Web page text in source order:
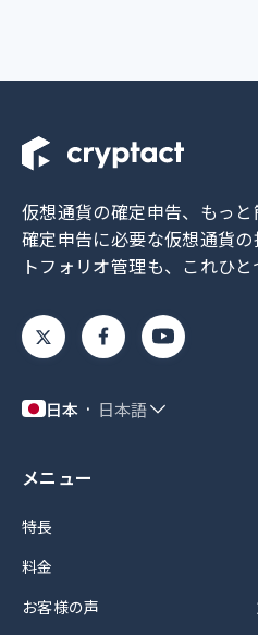
仮想通貨の確定申告、もっと
確定申告に必要な仮想通貨の
トフォリオ管理も、これひと
日本 日本語
メニュー
特長
料金
お客様の声